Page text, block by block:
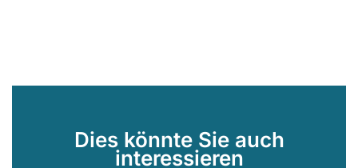
Dies könnte Sie auch
interessieren